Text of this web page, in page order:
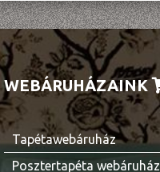
WEBÁRUHÁZAINK
Tapétawebáruház
Posztertapéta webáruház